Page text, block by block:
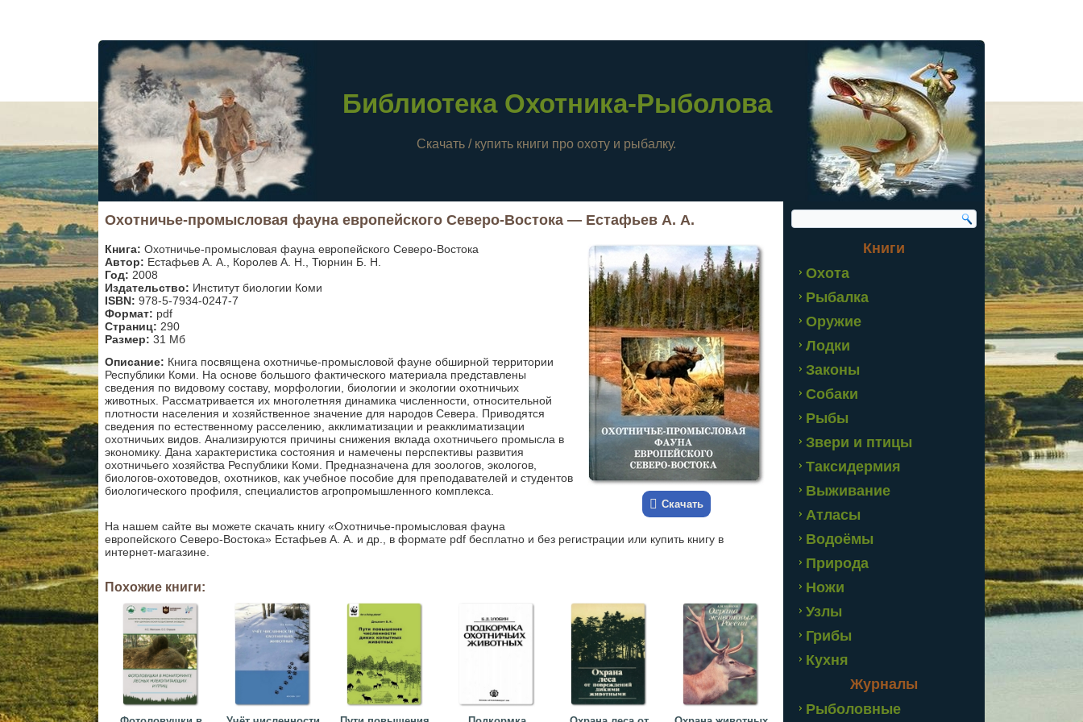
Библиотека Охотника-Рыболова
Скачать / купить книги про охоту и рыбалку.
Охотничье-промысловая фауна европейского Северо-Востока — Естафьев А. А.
Скачать
Книга: Охотничье-промысловая фауна европейского Северо-Востока
Автор: Естафьев А. А., Королев А. Н., Тюрнин Б. Н.
Год: 2008
Издательство: Институт биологии Коми
ISBN: 978-5-7934-0247-7
Формат: pdf
Страниц: 290
Размер: 31 Мб
Описание: Книга посвящена охотничье-промысловой фауне обширной территории
Республики Коми. На основе большого фактического материала представлены
сведения по видовому составу, морфологии, биологии и экологии охотничьих
животных. Рассматривается их многолетняя динамика численности, относительной
плотности населения и хозяйственное значение для народов Севера. Приводятся
сведения по естественному расселению, акклиматизации и реакклиматизации
охотничьих видов. Анализируются причины снижения вклада охотничьего промысла в
экономику. Дана характеристика состояния и намечены перспективы развития
охотничьего хозяйства Республики Коми. Предназначена для зоологов, экологов,
биологов-охотоведов, охотников, как учебное пособие для преподавателей и студентов
биологического профиля, специалистов агропромышленного комплекса.
На нашем сайте вы можете скачать книгу «Охотничье-промысловая фауна
европейского Северо-Востока» Естафьев А. А. и др., в формате pdf бесплатно и без регистрации или купить книгу в
интернет-магазине.
Похожие книги:
Книги
Охота
Рыбалка
Оружие
Лодки
Законы
Собаки
Рыбы
Звери и птицы
Таксидермия
Выживание
Атласы
Водоёмы
Природа
Ножи
Узлы
Грибы
Кухня
Журналы
Рыболовные